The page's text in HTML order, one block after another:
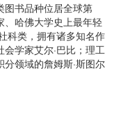
图书品种位居全球第
哈佛大学史上最年轻
科类，拥有诸多知名作
学家艾尔·巴比；理工
领域的詹姆斯·斯图尔